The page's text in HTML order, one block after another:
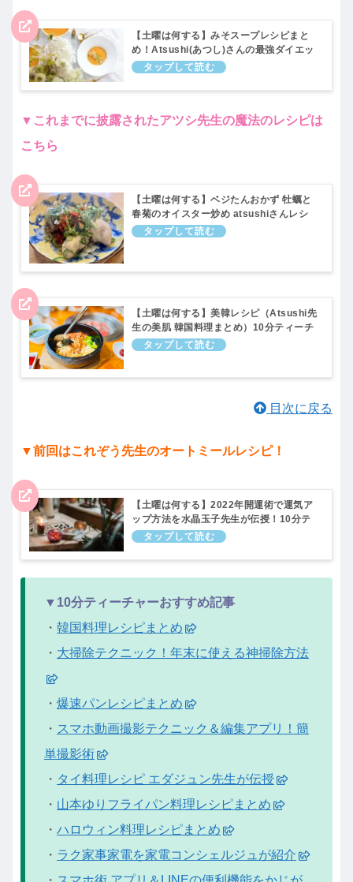
【土曜は何する】みそスープレシピまと
め！Atsushi(あつし)さんの最強ダイエッ
トスープ。10分ティーチャー｜1月22日
▼これまでに披露されたアツシ先生の魔法のレシピは
こちら
【土曜は何する】ベジたんおかず 牡蠣と
春菊のオイスター炒め atsushiさんレシ
ピ。冬のお悩み解決！10分ティーチャー
【土曜は何する】美韓レシピ（Atsushi先
生の美肌 韓国料理まとめ）10分ティーチ
ャー｜1月20日
目次に戻る
▼前回はこれぞう先生のオートミールレシピ！
【土曜は何する】2022年開運術で運気ア
ップ方法を水晶玉子先生が伝授！10分テ
ィーチャー｜12月25日
▼10分ティーチャーおすすめ記事
・ 韓国料理レシピまとめ
・ 大掃除テクニック！年末に使える神掃除方法
・ 爆速パンレシピまとめ
・ スマホ動画撮影テクニック＆編集アプリ！簡
単撮影術
・ タイ料理レシピ エダジュン先生が伝授
・ 山本ゆりフライパン料理レシピまとめ
・ ハロウィン料理レシピまとめ
・ ラク家事家電を家電コンシェルジュが紹介